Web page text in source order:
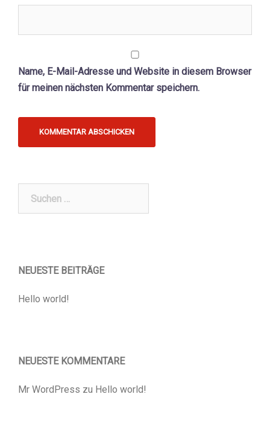
Name, E-Mail-Adresse und Website in diesem Browser
für meinen nächsten Kommentar speichern.
Suchen
NEUESTE BEITRÄGE
Hello world!
NEUESTE KOMMENTARE
Mr WordPress zu Hello world!